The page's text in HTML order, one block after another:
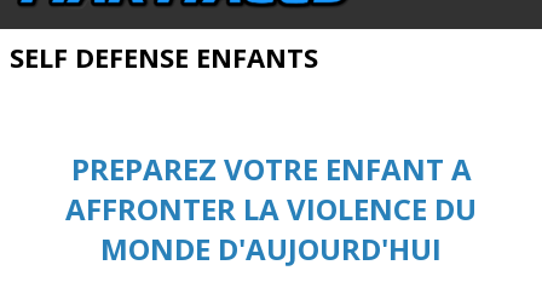
SELF DEFENSE ENFANTS
PREPAREZ VOTRE ENFANT A
AFFRONTER LA VIOLENCE DU
MONDE D'AUJOURD'HUI